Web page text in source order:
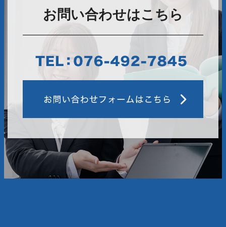
お問い合わせはこちら